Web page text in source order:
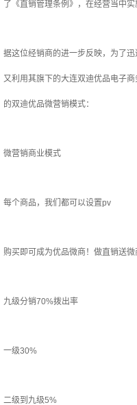
了《直销管理条例》，在经营当中
据这位经销商的进一步反映，为了
又利用其旗下的大连双迪优品电子
的双迪优品微营销模式：
微营销商业模式
每个商品，我们都可以设置pv
购买即可成为优品微商！做直销送微
九级分销70%拨出率
一级30%
二级到九级5%